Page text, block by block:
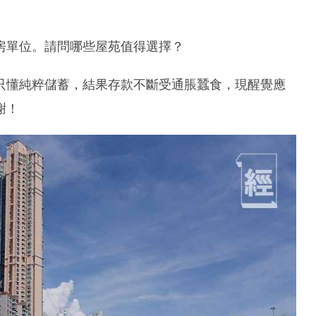
位。請問哪些屋苑值得選擇？
純粹儲蓄，結果存款不斷受通脹蠶食，現醒覺應